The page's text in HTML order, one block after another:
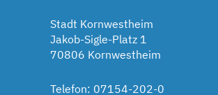
Stadt Kornwestheim
Jakob-Sigle-Platz 1
70806 Kornwestheim
Telefon: 07154-202-0